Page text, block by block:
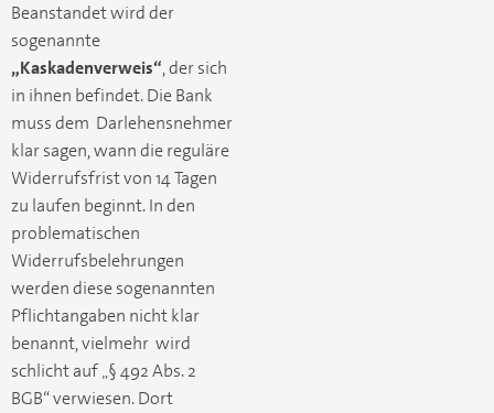
Beanstandet wird der
sogenannte
„Kaskadenverweis“, der sich
in ihnen befindet. Die Bank
muss dem Darlehensnehmer
klar sagen, wann die reguläre
Widerrufsfrist von 14 Tagen
zu laufen beginnt. In den
problematischen
Widerrufsbelehrungen
werden diese sogenannten
Pflichtangaben nicht klar
benannt, vielmehr wird
schlicht auf „§ 492 Abs. 2
BGB“ verwiesen. Dort